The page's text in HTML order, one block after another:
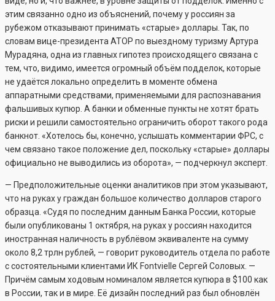
этим связанно одно из объяснений, почему у россиян за
рубежом отказывают принимать «старые» доллары. Так, по
словам вице-президента АТОР по выездному туризму Артура
Мурадяна, одна из главных гипотез происходящего связана с
тем, что, видимо, имеется огромный объём подделок, которые
не удаётся локально определить в моменте обмена
аппаратными средствами, применяемыми для распознавания
фальшивых купюр. А банки и обменные пункты не хотят брать
риски и решили самостоятельно ограничить оборот такого рода
банкнот. «Хотелось бы, конечно, услышать комментарии ФРС, с
чем связано такое положение дел, поскольку «старые» доллары
официально не выводились из оборота», — подчеркнул эксперт.
— Предположительные оценки аналитиков при этом указывают,
что на руках у граждан большое количество долларов старого
образца. «Судя по последним данным Банка России, которые
были опубликованы 1 октября, на руках у россиян находится
иностранная наличность в рублёвом эквиваленте на сумму
около 8,2 трлн рублей, — говорит руководитель отдела по работе
с состоятельными клиентами ИК Fontvielle Сергей Соловых. —
Причём самым ходовым номиналом является купюра в $100 как
в России, так и в мире. Её дизайн последний раз был обновлён